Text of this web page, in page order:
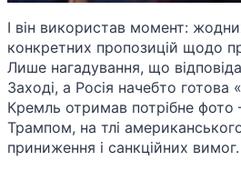
І він використав момент:
конкретних пропозицій щодо
Лише нагадування, що
Заході, а Росія начебто готова
Кремль отримав потрібне фото
Трампом, на тлі
приниження і санкційних вимог.